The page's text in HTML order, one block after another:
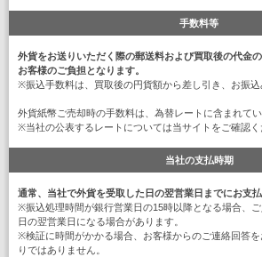
手数料等
外貨をお送りいただく際の郵送料および買取後の代金
お客様のご負担となります。
※振込手数料は、買取後の円貨額から差し引き、お振込
外貨紙幣ご売却時の手数料は、為替レートに含まれてい
※当社の公表するレートについては当サイトをご確認く
当社の支払時期
通常、当社で外貨を受取した日の翌営業日までにお支払
※振込処理時間が銀行営業日の15時以降となる場合、
日の翌営業日になる場合があります。
※検証に時間がかかる場合、お客様からのご連絡回答
りではありません。